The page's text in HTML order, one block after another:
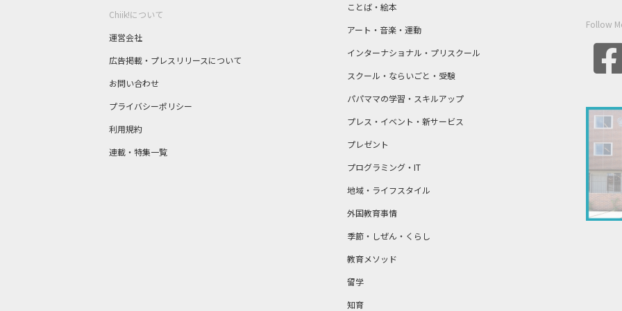
Chiik!について
運営会社
広告掲載・プレスリリースについて
お問い合わせ
プライバシーポリシー
利用規約
連載・特集一覧
ことば・絵本
アート・音楽・運動
インターナショナル・プリスクール
スクール・ならいごと・受験
パパママの学習・スキルアップ
プレス・イベント・新サービス
プレゼント
プログラミング・IT
地域・ライフスタイル
外国教育事情
季節・しぜん・くらし
教育メソッド
留学
知育
Follow